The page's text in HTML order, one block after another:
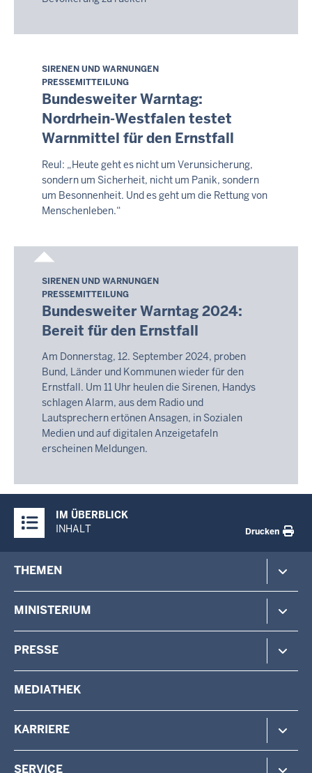
Freitag,
7.
August
2026
-
17:07
SIRENEN UND WARNUNGEN
PRESSEMITTEILUNG
Bundesweiter Warntag:
Nordrhein-Westfalen testet
Warnmittel für den Ernstfall
Reul: „Heute geht es nicht um Verunsicherung,
sondern um Sicherheit, nicht um Panik, sondern
um Besonnenheit. Und es geht um die Rettung von
Menschenleben.“
Freitag,
7.
August
2026
-
17:10
SIRENEN UND WARNUNGEN
PRESSEMITTEILUNG
Bundesweiter Warntag 2024:
Bereit für den Ernstfall
Am Donnerstag, 12. September 2024, proben
Bund, Länder und Kommunen wieder für den
Ernstfall. Um 11 Uhr heulen die Sirenen, Handys
schlagen Alarm, aus dem Radio und
Lautsprechern ertönen Ansagen, in Sozialen
Medien und auf digitalen Anzeigetafeln
erscheinen Meldungen.
Inhalte
IM ÜBERBLICK
INHALT
Drucken
menu
THEMEN
Gefahrenabwehr
Verfassungsschutz
Beteiligung
Verwaltung
Vermessung
MINISTERIUM
Staatssekretärin
Aufgaben & Organisation
Behörden & Einrichtungen
PRESSE
Pressefotos
Pressekontakt
MEDIATHEK
KARRIERE
SERVICE